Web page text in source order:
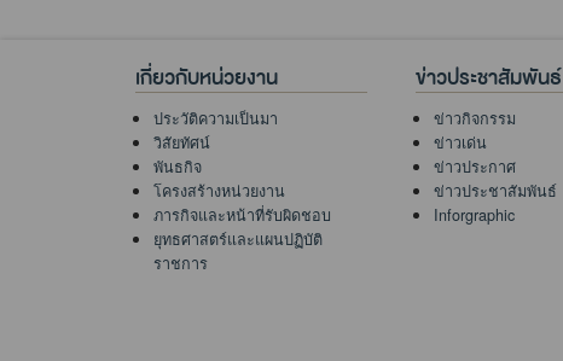
เกี่ยวกับหน่วยงาน
ประวัติความเป็นมา
วิสัยทัศน์
พันธกิจ
โครงสร้างหน่วยงาน
ภารกิจและหน้าที่รับผิดชอบ
ยุทธศาสตร์และแผนปฏิบัติ
ราชการ
ข่าวประชาสัมพันธ์
ข่าวกิจกรรม
ข่าวเด่น
ข่าวประกาศ
ข่าวประชาสัมพันธ์
Inforgraphic